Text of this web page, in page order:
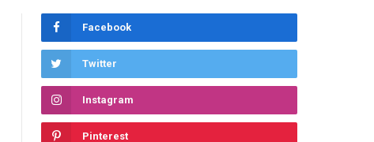
Facebook
Twitter
Instagram
Pinterest